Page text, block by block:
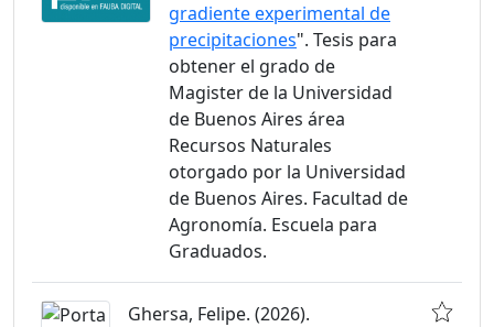
gradiente experimental de
precipitaciones". Tesis para
obtener el grado de
Magister de la Universidad
de Buenos Aires área
Recursos Naturales
otorgado por la Universidad
de Buenos Aires. Facultad de
Agronomía. Escuela para
Graduados.
Ghersa, Felipe. (2026).